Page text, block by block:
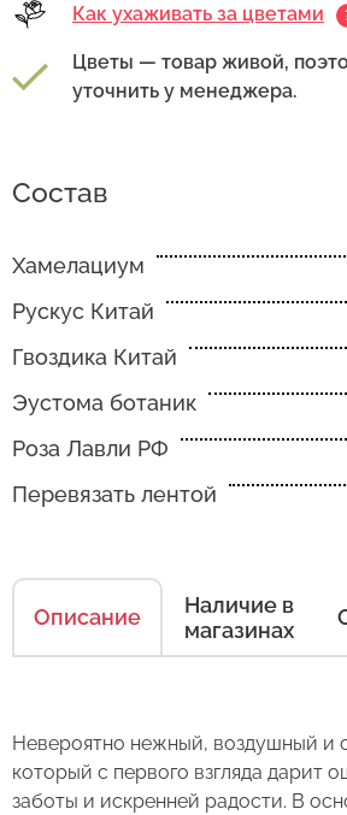
Как ухаживать за цветами
Цветы — товар живой,
уточнить у менеджера.
Состав
Хамелациум
Рускус Китай
Гвоздика Китай
Эустома ботаник
Роза Лавли РФ
Перевязать лентой
Описание
Наличие в
магазинах
Невероятно нежный, воздушный и
который с первого взгляда дарит
заботы и искренней радости. В
Оставьте свой отзыв
Как ухаживать за
Есть несколько простых
Правила ухода за срезанными
1. Переносите букеты в
2. Минимизируйте нахождение
в холодное время года на улице.